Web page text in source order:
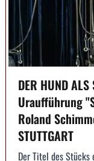
DER HUND ALS
Uraufführung
Roland
STUTTGART
Der Titel des Stücks